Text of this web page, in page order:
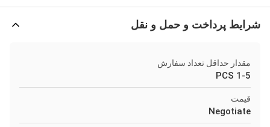
شرایط پرداخت و حمل و نقل
مقدار حداقل تعداد سفارش
1-5 PCS
قیمت
Negotiate